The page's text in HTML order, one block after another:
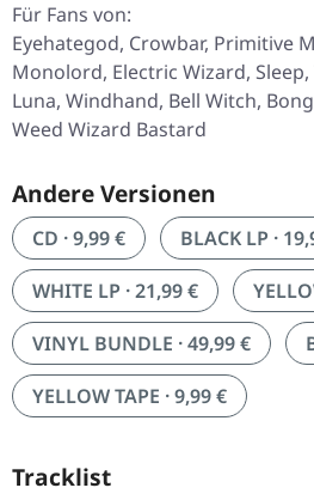
Für Fans von:
Eyehategod, Crowbar, Primitive
Monolord, Electric Wizard,
Luna, Windhand, Bell Witch,
Weed Wizard Bastard
Andere Versionen
CD · 9,99 €
BLACK LP ·
WHITE LP · 21,99 €
VINYL BUNDLE · 49,99 €
YELLOW TAPE · 9,99 €
Tracklist